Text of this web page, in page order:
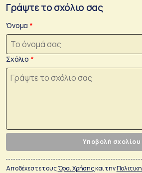
Γράψτε το σχόλιο σας
Όνομα
Σχόλιο
Υποβολή σχολίου
Αποδέχεστε τουςΌροι Χρήσηςκαι την